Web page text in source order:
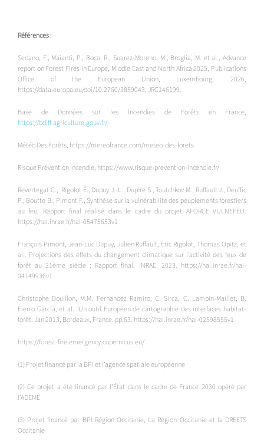
Références :
Sedano, F., Maianti, P., Boca, R., Suarez-Moreno, M., Broglia, M. et al., Advance
report on Forest Fires in Europe, Middle East and North Africa 2025, Publications
Office of the European Union, Luxembourg, 2026,
https://data.europa.eu/doi/10.2760/3859043, JRC146199.
Base de Données sur les Incendies de Forêts en France,
https://bdiff.agriculture.gouv.fr/
Météo Des Forêts, https://meteofrance.com/meteo-des-forets
Risque Prévention Incendie, https://www.risque-prevention-incendie.fr/
Revertegat C., Rigolot É., Dupuy J.-L., Dupire S., Toutchkov M., Ruffault J., Deuffic
P., Boutte B., Pimont F., Synthèse sur la vulnérabilité des peuplements forestiers
au feu, Rapport final réalisé dans le cadre du projet AFORCE VULNEFEU.
https://hal.inrae.fr/hal-05475653v1
François Pimont, Jean-Luc Dupuy, Julien Ruffault, Eric Rigolot, Thomas Opitz, et
al.. Projections des effets du changement climatique sur l’activité des feux de
forêt au 21ème siècle : Rapport final. INRAE. 2023. https://hal.inrae.fr/hal-
04149936v1
Christophe Bouillon, M.M. Fernandez Ramiro, C. Sirca, C. Lampin-Maillet, B.
Fierro García, et al.. Un outil Européen de cartographie des interfaces habitat-
forêt. Jan 2013, Bordeaux, France. pp.63. https://hal.inrae.fr/hal-02598555v1
https://forest-fire.emergency.copernicus.eu/
(1) Projet financé par la BPI et l’agence spatiale européenne
(2) Ce projet a été financé par l’État dans le cadre de France 2030 opéré par
l’ADEME
(3) Projet financé par BPI Région Occitanie, La Région Occitanie et la DREETS
Occitanie